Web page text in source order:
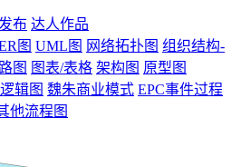
布 达人作品
图 UML图 网络拓扑图 组织结构-
图 图表/表格 架构图 原型图
逻辑图 魏朱商业模式 EPC事件过程
他流程图